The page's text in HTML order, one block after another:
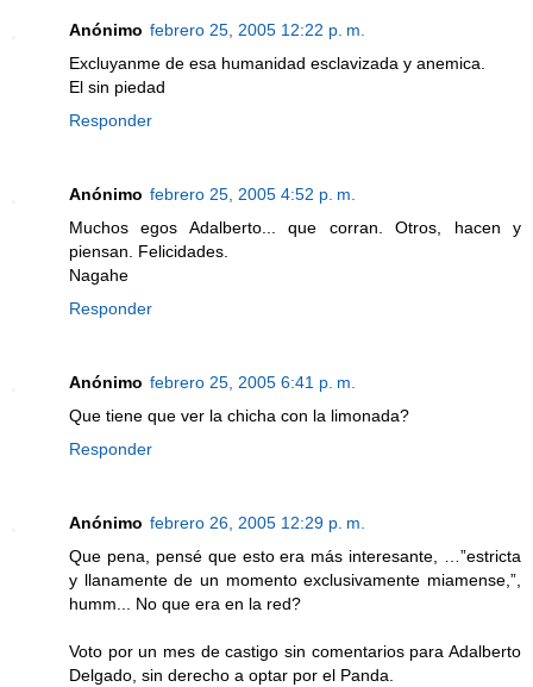
Anónimo febrero 25, 2005 12:22 p. m.
Excluyanme de esa humanidad esclavizada y anemica.
El sin piedad
Responder
Anónimo febrero 25, 2005 4:52 p. m.
Muchos egos Adalberto... que corran. Otros, hacen y
piensan. Felicidades.
Nagahe
Responder
Anónimo febrero 25, 2005 6:41 p. m.
Que tiene que ver la chicha con la limonada?
Responder
Anónimo febrero 26, 2005 12:29 p. m.
Que pena, pensé que esto era más interesante, …”estricta
y llanamente de un momento exclusivamente miamense,”,
humm... No que era en la red?
Voto por un mes de castigo sin comentarios para Adalberto
Delgado, sin derecho a optar por el Panda.